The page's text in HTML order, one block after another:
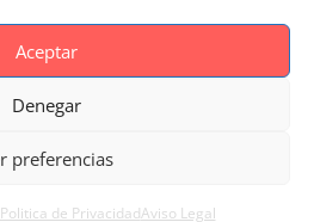
Aceptar
Denegar
preferencias
Politica de PrivacidadAviso Legal
Reportaje Magnific